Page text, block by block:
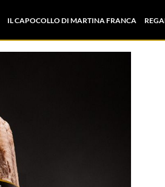
IL CAPOCOLLO DI MARTINA FRANCA